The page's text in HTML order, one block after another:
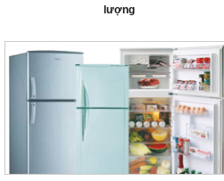
lượng